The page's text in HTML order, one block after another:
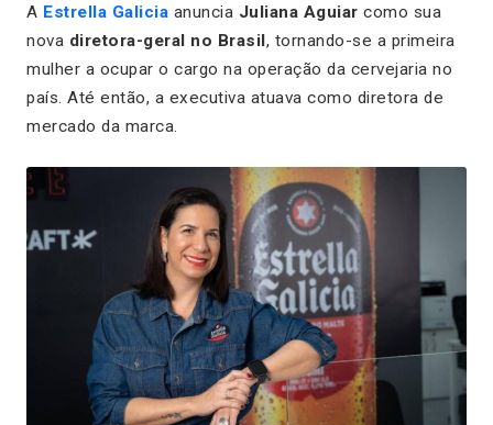
A Estrella Galicia anuncia Juliana Aguiar como sua
nova diretora-geral no Brasil, tornando-se a primeira
mulher a ocupar o cargo na operação da cervejaria no
país. Até então, a executiva atuava como diretora de
mercado da marca.